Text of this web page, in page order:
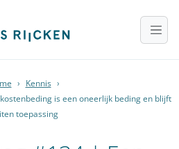
› Kennis ›
is een oneerlijk beding en blijft
toepassing